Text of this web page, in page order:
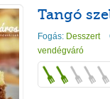
Tangó
Fogás: Desszert
vendégváró